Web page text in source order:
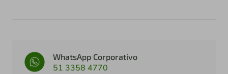
WhatsApp Corporativo
51 3358 4770